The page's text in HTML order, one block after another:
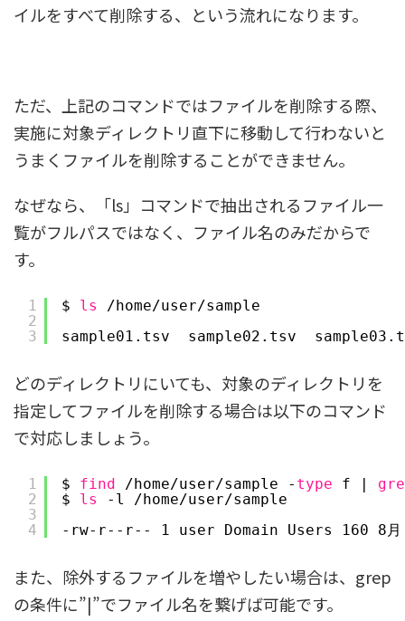
イルをすべて削除する、という流れになります。
ただ、上記のコマンドではファイルを削除する際、
実施に対象ディレクトリ直下に移動して行わないと
うまくファイルを削除することができません。
なぜなら、「ls」コマンドで抽出されるファイル一
覧がフルパスではなく、ファイル名のみだからで
す。
1
2
3
$ ls
/home/user/sample
sample01.tsv  sample02.tsv
どのディレクトリにいても、対象のディレクトリを
指定してファイルを削除する場合は以下のコマンド
で対応しましょう。
1
2
3
4
$ find /home/user/sample - type f |
$ ls -l /home/user/sample
-rw-r--r-- 1 user Domain Users 160 8
また、除外するファイルを増やしたい場合は、grep
の条件に”|”でファイル名を繋げば可能です。